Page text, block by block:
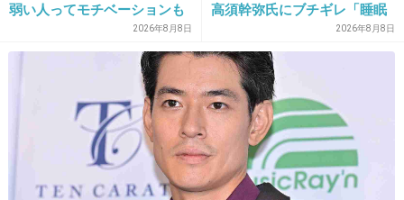
25. 匿名2026/07/08(水) 16:58:10
もういらんやろ人間として
この世にこいつの存在
1件の返信
+281
弱い人ってモチベーションも
低いので貧乏人多い」2026年8月8日
高須幹弥氏にブチギレ「睡眠
不足の人＝キレやすい」SNS
で物議
2026年8月8日